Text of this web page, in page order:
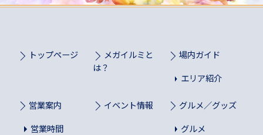
トップページ
メガイルミと
は？
場内ガイド
エリア紹介
営業案内
営業時間
イベント情報
グルメ／グッズ
グルメ